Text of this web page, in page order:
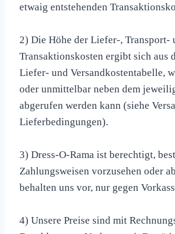
etwaig entstehenden
2) Die Höhe der Liefer-, Transport-
Transaktionskosten ergibt sich aus
Liefer- und Versandkostentabelle,
oder unmittelbar neben dem
abgerufen werden kann (siehe
Lieferbedingungen).
3) Dress-O-Rama ist berechtigt,
Zahlungsweisen vorzusehen oder
behalten uns vor, nur gegen
4) Unsere Preise sind mit